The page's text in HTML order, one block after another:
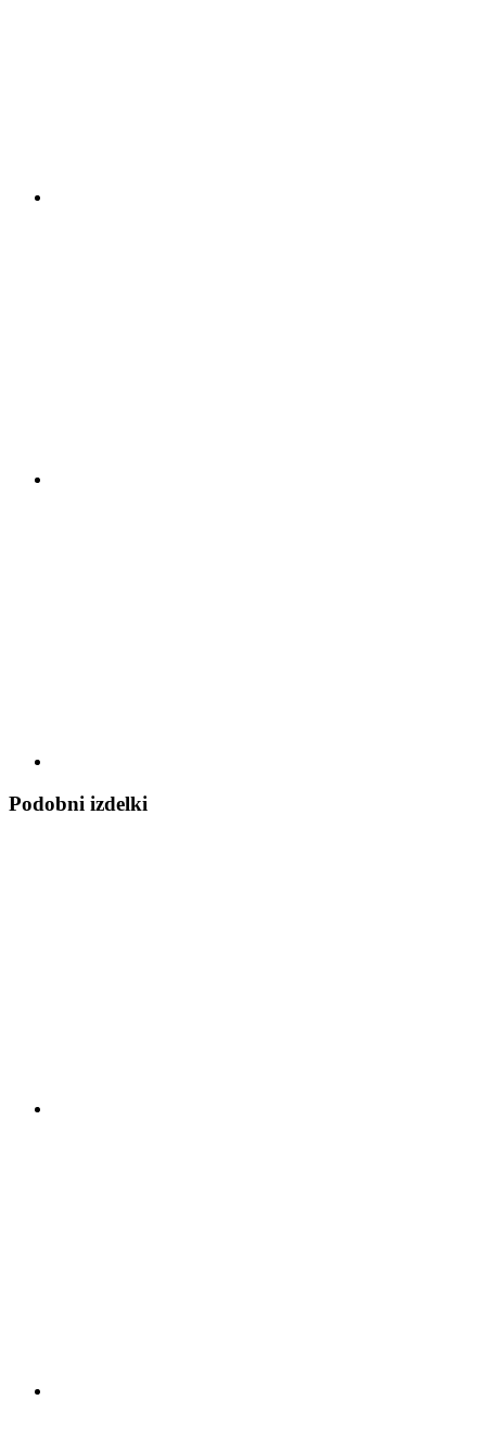
Podobni izdelki